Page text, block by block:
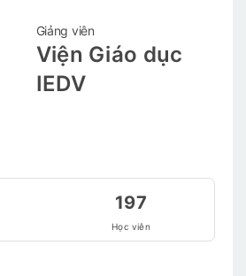
Giảng viên
Viện Giáo dục
IEDV
197
Học viên